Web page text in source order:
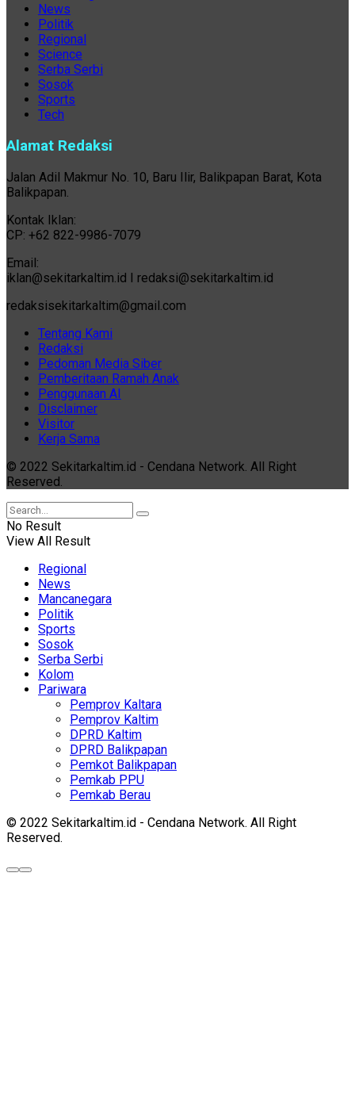
News
Politik
Regional
Science
Serba Serbi
Sosok
Sports
Tech
Alamat Redaksi
Jalan Adil Makmur No. 10, Baru Ilir, Balikpapan Barat, Kota
Balikpapan.
Kontak Iklan:
CP: +62 822-9986-7079
Email:
iklan@sekitarkaltim.id I redaksi@sekitarkaltim.id
redaksisekitarkaltim@gmail.com
Tentang Kami
Redaksi
Pedoman Media Siber
Pemberitaan Ramah Anak
Penggunaan AI
Disclaimer
Visitor
Kerja Sama
© 2022 Sekitarkaltim.id - Cendana Network. All Right
Reserved.
No Result
View All Result
Regional
News
Mancanegara
Politik
Sports
Sosok
Serba Serbi
Kolom
Pariwara
Pemprov Kaltara
Pemprov Kaltim
DPRD Kaltim
DPRD Balikpapan
Pemkot Balikpapan
Pemkab PPU
Pemkab Berau
© 2022 Sekitarkaltim.id - Cendana Network. All Right
Reserved.